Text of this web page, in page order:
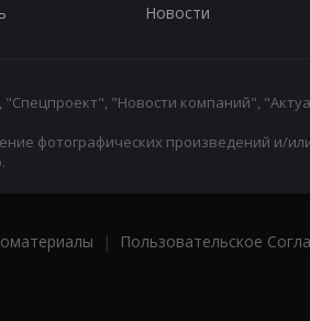
Новости
"Новости компаний",
фотографических произведений и/
| Пользовательское